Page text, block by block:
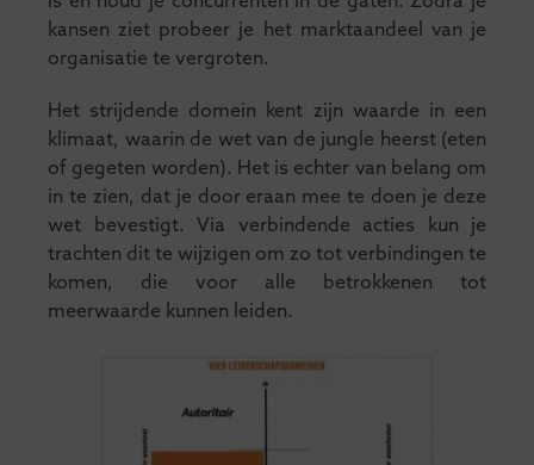
kansen ziet probeer je het marktaandeel van je
organisatie te vergroten.
Het strijdende domein kent zijn waarde in een
klimaat, waarin de wet van de jungle heerst (eten
of gegeten worden). Het is echter van belang om
in te zien, dat je door eraan mee te doen je deze
wet bevestigt. Via verbindende acties kun je
trachten dit te wijzigen om zo tot verbindingen te
komen, die voor alle betrokkenen tot
meerwaarde kunnen leiden.